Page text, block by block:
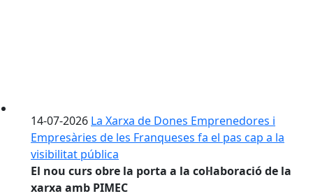
14-07-2026 La Xarxa de Dones Emprenedores i
Empresàries de les Franqueses fa el pas cap a la
visibilitat pública
El nou curs obre la porta a la col·laboració de la
xarxa amb PIMEC